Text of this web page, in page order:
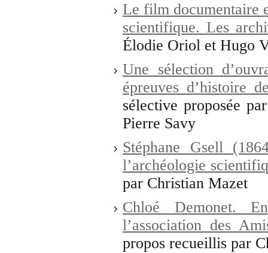
Le film documentaire
scientifique. Les
Élodie Oriol et Hugo
Une sélection
épreuves d’histoire
sélective proposée
Pierre Savy
Stéphane Gsell
l’archéologie
par Christian Mazet
Chloé Demonet.
l’association des
propos recueillis par